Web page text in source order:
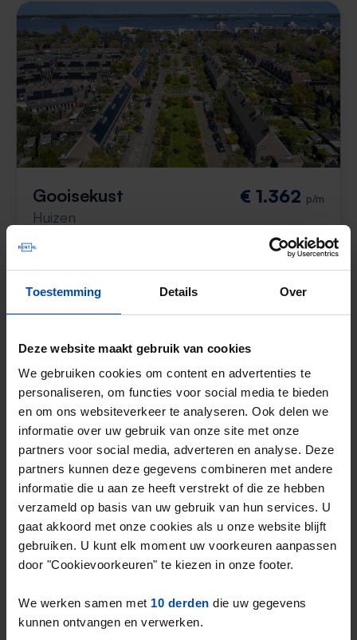
Toestemming Details Over
Deze website maakt gebruik van cookies
We gebruiken cookies om content en advertenties te
personaliseren, om functies voor social media te bieden
en om ons websiteverkeer te analyseren. Ook delen we
informatie over uw gebruik van onze site met onze
partners voor social media, adverteren en analyse. Deze
partners kunnen deze gegevens combineren met andere
informatie die u aan ze heeft verstrekt of die ze hebben
verzameld op basis van uw gebruik van hun services. U
gaat akkoord met onze cookies als u onze website blijft
gebruiken. U kunt elk moment uw voorkeuren aanpassen
door "Cookievoorkeuren" te kiezen in onze footer.
We werken samen met 10 derden die uw gegevens
kunnen ontvangen en verwerken.
Gooisekust
Huizen
€ 1.362 p/m
⚡️ Deze woning is waarschijnlijk al weg
Rent.nl ben je altijd als eerste!
Mis de volgende niet →
niet gespecificeerd